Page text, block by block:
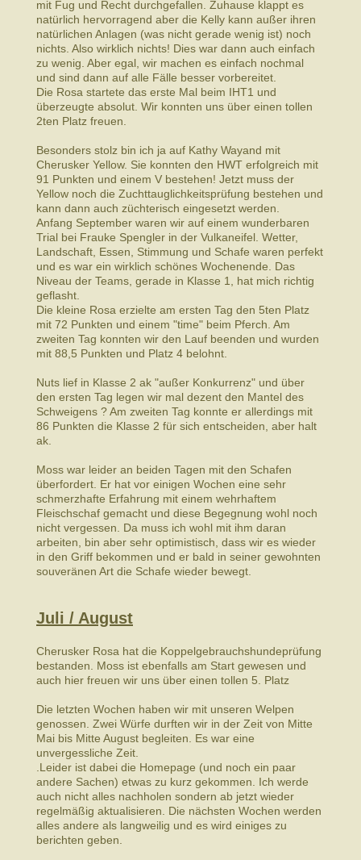
mit Fug und Recht durchgefallen. Zuhause klappt es
natürlich hervorragend aber die Kelly kann außer ihren
natürlichen Anlagen (was nicht gerade wenig ist) noch
nichts. Also wirklich nichts! Dies war dann auch einfach
zu wenig. Aber egal, wir machen es einfach nochmal
und sind dann auf alle Fälle besser vorbereitet.
Die Rosa startete das erste Mal beim IHT1 und
überzeugte absolut. Wir konnten uns über einen tollen
2ten Platz freuen.
Besonders stolz bin ich ja auf Kathy Wayand mit
Cherusker Yellow. Sie konnten den HWT erfolgreich mit
91 Punkten und einem V bestehen! Jetzt muss der
Yellow noch die Zuchttauglichkeitsprüfung bestehen und
kann dann auch züchterisch eingesetzt werden.
Anfang September waren wir auf einem wunderbaren
Trial bei Frauke Spengler in der Vulkaneifel. Wetter,
Landschaft, Essen, Stimmung und Schafe waren perfekt
und es war ein wirklich schönes Wochenende. Das
Niveau der Teams, gerade in Klasse 1, hat mich richtig
geflasht.
Die kleine Rosa erzielte am ersten Tag den 5ten Platz
mit 72 Punkten und einem "time" beim Pferch. Am
zweiten Tag konnten wir den Lauf beenden und wurden
mit 88,5 Punkten und Platz 4 belohnt.
Nuts lief in Klasse 2 ak "außer Konkurrenz" und über
den ersten Tag legen wir mal dezent den Mantel des
Schweigens ? Am zweiten Tag konnte er allerdings mit
86 Punkten die Klasse 2 für sich entscheiden, aber halt
ak.
Moss war leider an beiden Tagen mit den Schafen
überfordert. Er hat vor einigen Wochen eine sehr
schmerzhafte Erfahrung mit einem wehrhaftem
Fleischschaf gemacht und diese Begegnung wohl noch
nicht vergessen. Da muss ich wohl mit ihm daran
arbeiten, bin aber sehr optimistisch, dass wir es wieder
in den Griff bekommen und er bald in seiner gewohnten
souveränen Art die Schafe wieder bewegt.
Juli / August
Cherusker Rosa hat die Koppelgebrauchshundeprüfung
bestanden. Moss ist ebenfalls am Start gewesen und
auch hier freuen wir uns über einen tollen 5. Platz
Die letzten Wochen haben wir mit unseren Welpen
genossen. Zwei Würfe durften wir in der Zeit von Mitte
Mai bis Mitte August begleiten. Es war eine
unvergessliche Zeit.
.Leider ist dabei die Homepage (und noch ein paar
andere Sachen) etwas zu kurz gekommen. Ich werde
auch nicht alles nachholen sondern ab jetzt wieder
regelmäßig aktualisieren. Die nächsten Wochen werden
alles andere als langweilig und es wird einiges zu
berichten geben.